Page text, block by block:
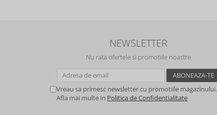
NEWSLETTER
Nu rata ofertele si promotiile noastre
Vreau sa primesc newsletter cu promotiile magazinului.
Afla mai multe in Politica de Confidentialitate